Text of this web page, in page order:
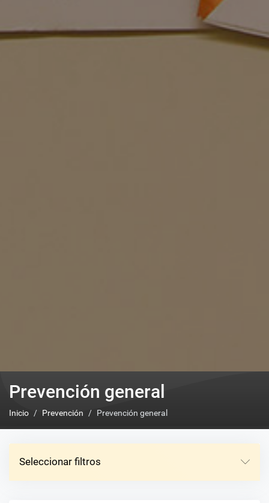
Prevención general
Inicio Prevención Prevención general
Seleccionar filtros